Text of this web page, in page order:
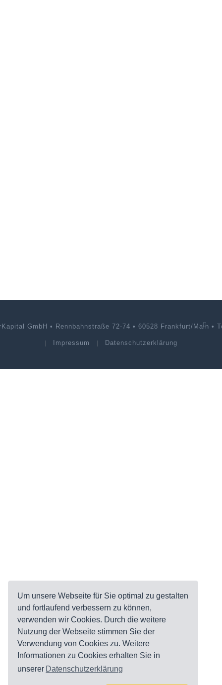
Um unsere Webseite für Sie optimal zu gestalten
und fortlaufend verbessern zu können,
verwenden wir Cookies. Durch die weitere
Nutzung der Webseite stimmen Sie der
Verwendung von Cookies zu. Weitere
Informationen zu Cookies erhalten Sie in
unserer Datenschutzerklärung
GmbH • Rennbahnstraße 72-74 • 60528 Frankfurt/Main •
Impressum Datenschutzerklärung